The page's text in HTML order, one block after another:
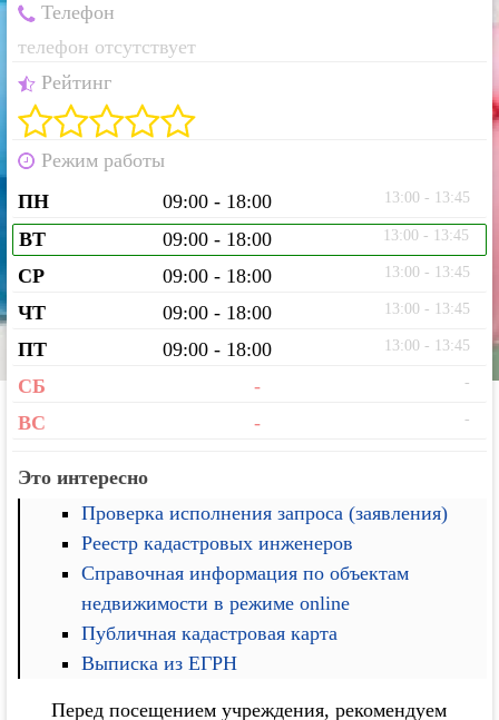
Телефон
телефон отсутствует
Рейтинг
Режим работы
ПН
09:00 - 18:00 13:00 - 13:45
ВТ 09:00 - 18:00 13:00 - 13:45
СР 09:00 - 18:00 13:00 - 13:45
ЧТ 09:00 - 18:00 13:00 - 13:45
ПТ 09:00 - 18:00 13:00 - 13:45
СБ - -
ВС - -
Это интересно
Проверка исполнения запроса (заявления)
Реестр кадастровых инженеров
Справочная информация по объектам
недвижимости в режиме online
Публичная кадастровая карта
Выписка из ЕГРН
Перед посещением учреждения, рекомендуем